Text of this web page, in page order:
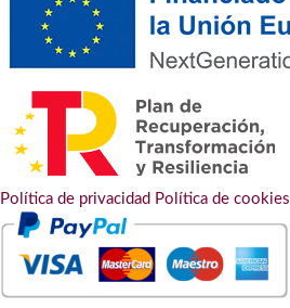
Política de privacidad Política de cookies